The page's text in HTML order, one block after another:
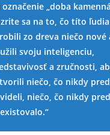
označenie „doba
sa na to, čo títo
zo dreva niečo nové
svoju inteligenciu,
a zručnosti,
niečo, čo nikdy
niečo, čo nikdy